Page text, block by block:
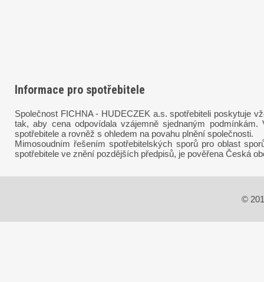
Informace pro spotřebitele
Společnost FICHNA - HUDECZEK a.s. spotřebiteli poskytuje
tak, aby cena odpovídala vzájemně sjednaným
spotřebitele a rovněž s ohledem na povahu plnění společnosti.
Mimosoudním řešením spotřebitelských sporů pro oblast
spotřebitele ve znění pozdějších předpisů, je pověřena Česká
©